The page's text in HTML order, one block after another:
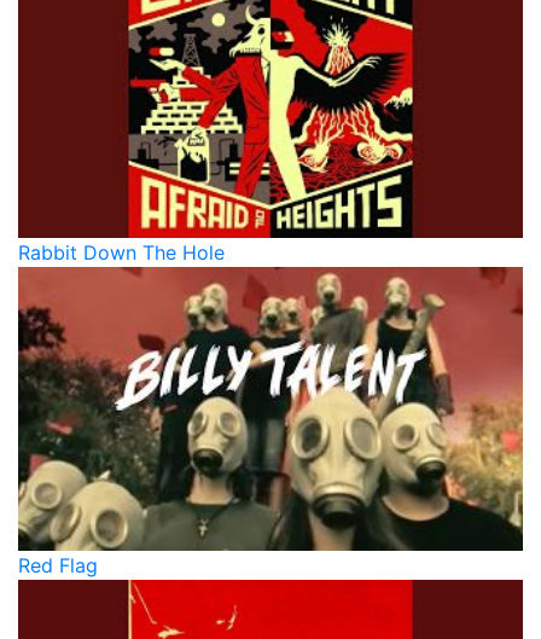
Rabbit Down The Hole
Red Flag